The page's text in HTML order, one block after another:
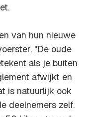
van hun nieuwe
"De oude
als je buiten
afwijkt en
is natuurlijk ook
deelnemers zelf.